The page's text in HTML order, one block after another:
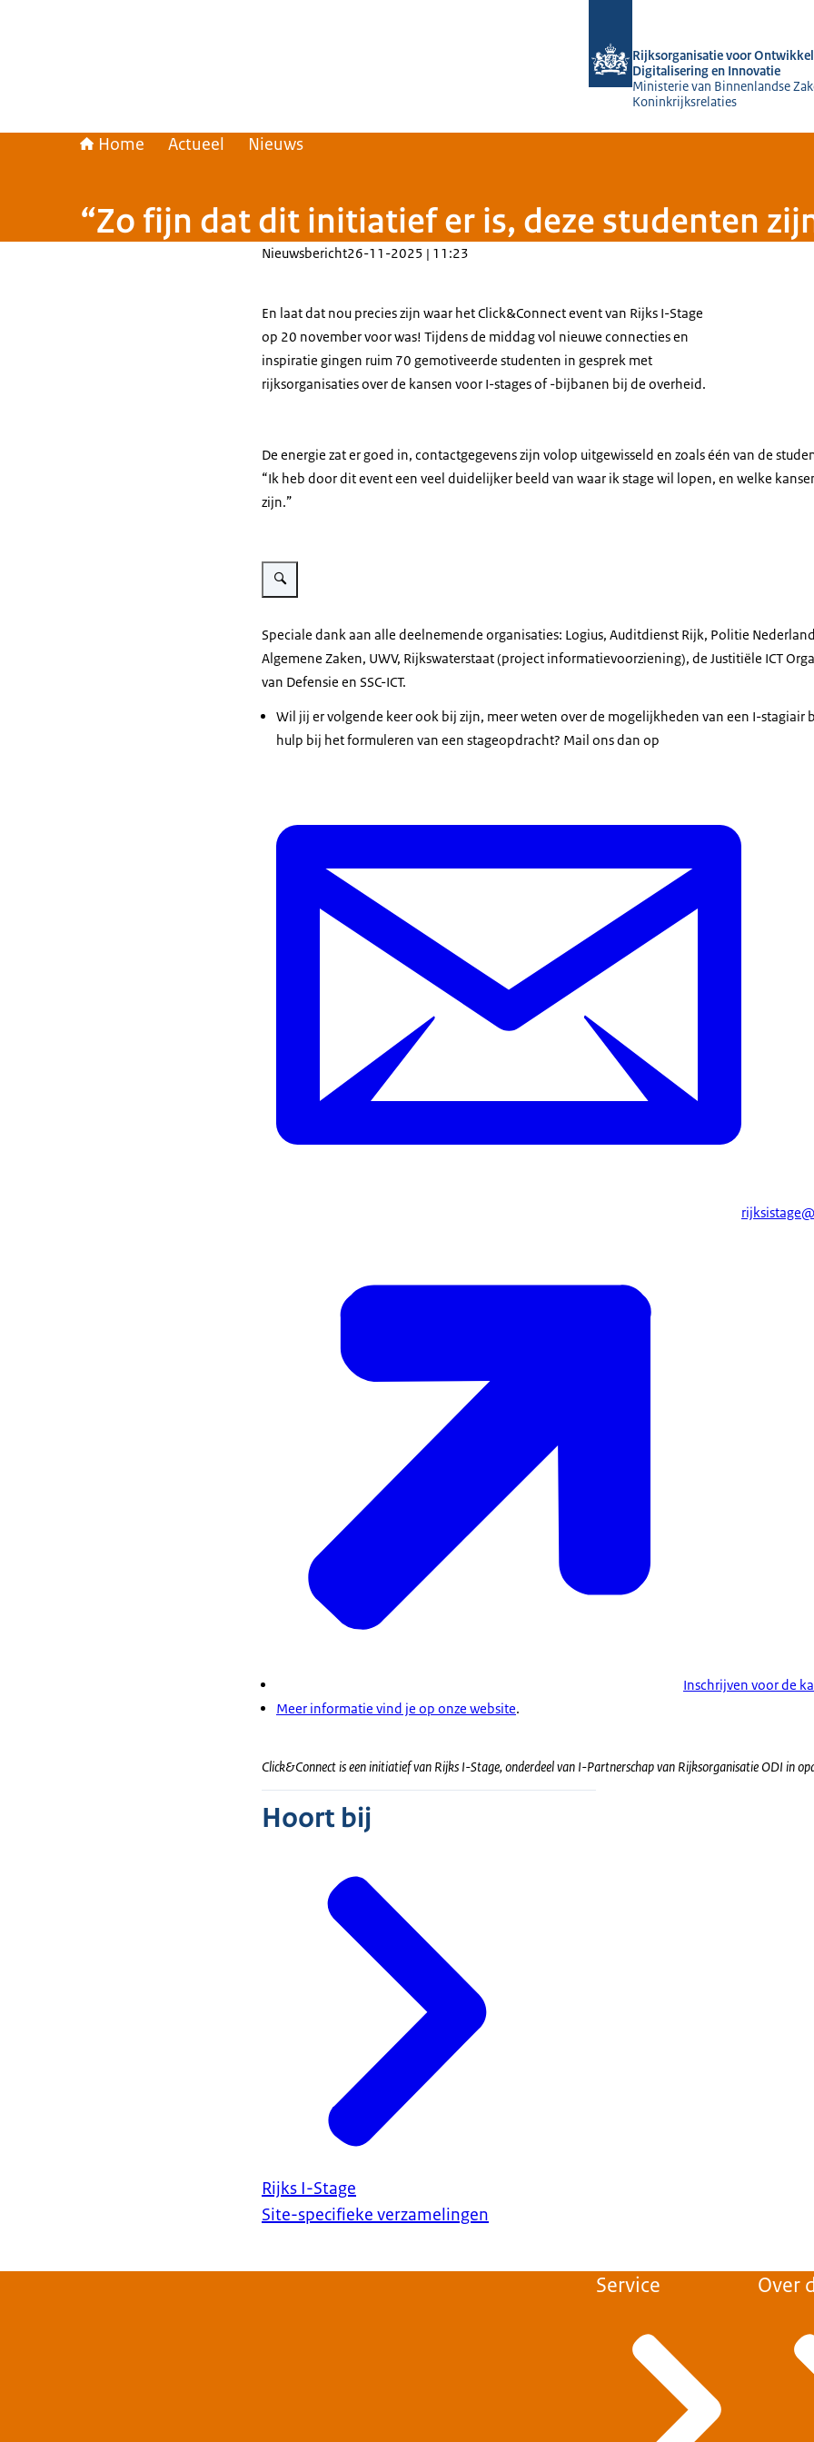
Rijksorganisatie voor
Digitalisering en Innovatie
Ministerie van Binnenlandse
Koninkrijksrelaties
Home Actueel Nieuws
“Zo fijn dat dit initiatief er is, deze studenten
Nieuwsbericht26-11-2025 | 11:23
En laat dat nou precies zijn waar het Click&Connect event van Rijks I-Stage
op 20 november voor was! Tijdens de middag vol nieuwe connecties en
inspiratie gingen ruim 70 gemotiveerde studenten in gesprek met
rijksorganisaties over de kansen voor I-stages of -bijbanen bij de overheid.
De energie zat er goed in, contactgegevens zijn volop uitgewisseld en zoals één van de
“Ik heb door dit event een veel duidelijker beeld van waar ik stage wil lopen, en welke
zijn.”
Vergroot afbeelding Foto van studenten tijdens event
Speciale dank aan alle deelnemende organisaties: Logius, Auditdienst Rijk, Politie
Algemene Zaken, UWV, Rijkswaterstaat (project informatievoorziening), de Justitiële ICT
van Defensie en SSC-ICT.
Wil jij er volgende keer ook bij zijn, meer weten over de mogelijkheden van een I-stagiair
hulp bij het formuleren van een stageopdracht? Mail ons dan op
Inschrijven voor de
Meer informatie vind je op onze website.
Click&Connect is een initiatief van Rijks I-Stage, onderdeel van I-Partnerschap van Rijksorganisatie ODI in
Hoort bij
Rijks I-Stage
Site-specifieke verzamelingen
Service Over